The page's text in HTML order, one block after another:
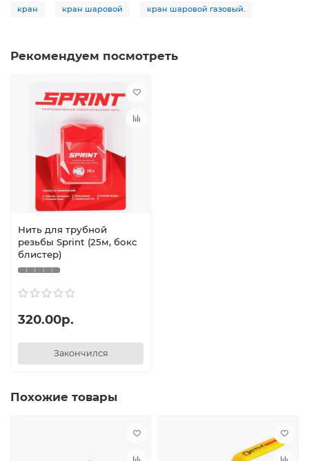
кран кран шаровой кран шаровой газовый.
Рекомендуем посмотреть
Нить для трубной
резьбы Sprint (25м, бокс
блистер)
320.00р.
Закончился
Похожие товары